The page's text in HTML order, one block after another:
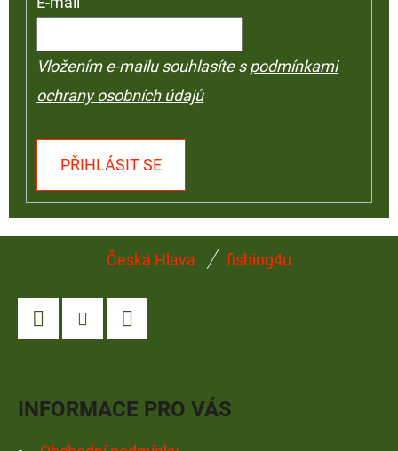
Vložením e-mailu souhlasíte spodmínkami
ochrany osobních údajů
PŘIHLÁSIT SE
Česká Hlava fishing4u
INFORMACE PRO VÁS